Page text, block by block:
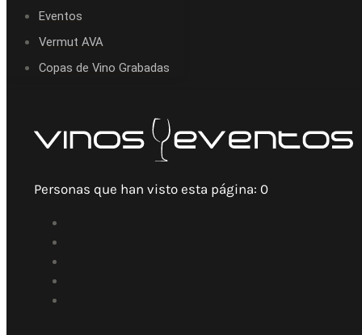
Eventos
Vermut AVA
Copas de Vino Grabadas
Personas que han visto esta página: 0